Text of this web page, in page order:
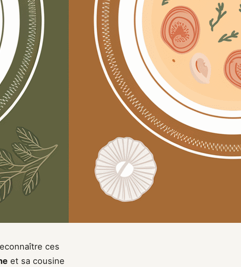
ces
et sa cousine